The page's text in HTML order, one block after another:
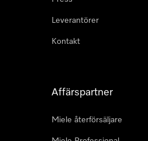
Leverantörer
Kontakt
Affärspartner
Miele återförsäljare